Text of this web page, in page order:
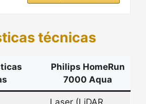
técnicas
Philips HomeRun
7000 Aqua
Laser (LiDAR